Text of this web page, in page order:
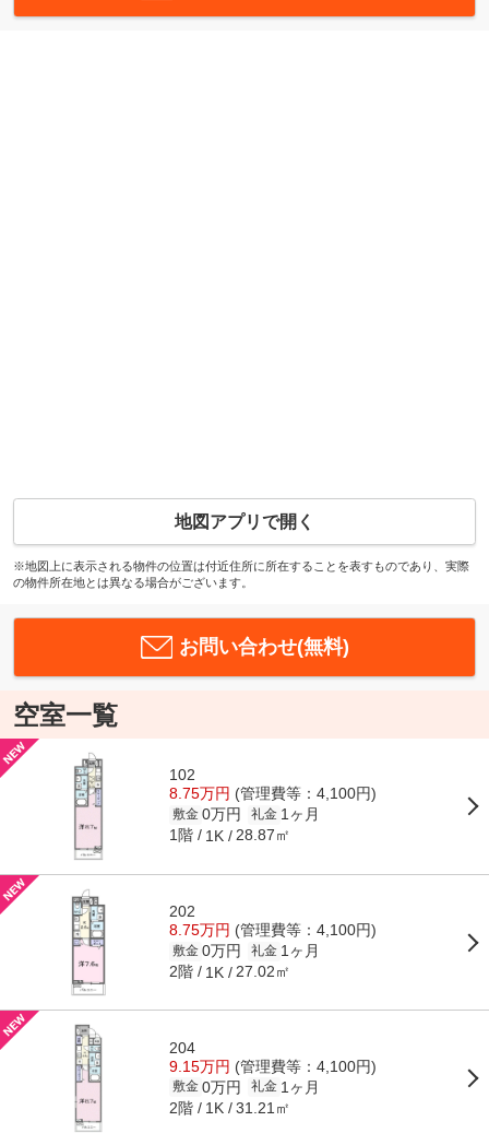
地図アプリで開く
※地図上に表示される物件の位置は付近住所に所在することを表すものであり、実際
の物件所在地とは異なる場合がございます。
お問い合わせ(無料)
空室一覧
102
8.75万円 (管理費等：4,100円)
敷金 0万円 礼金 1ヶ月
1階 1K 28.87㎡
202
8.75万円 (管理費等：4,100円)
敷金 0万円 礼金 1ヶ月
2階 1K 27.02㎡
204
9.15万円 (管理費等：4,100円)
敷金 0万円 礼金 1ヶ月
2階 1K 31.21㎡